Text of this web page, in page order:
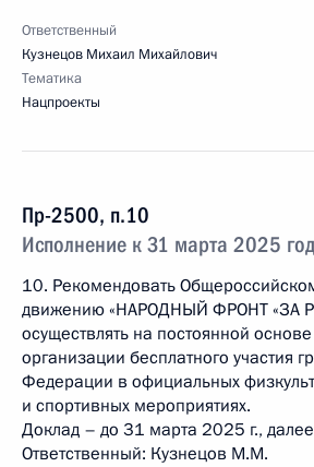
Ответственный
Кузнецов Михаил Михайлович
Тематика
Нацпроекты
Пр-2500, п.10
Исполнение к 31 марта 2025
10. Рекомендовать
движению «НАРОДНЫЙ ФРОНТ «ЗА
осуществлять на постоянной
организации бесплатного участия
Федерации в официальных
и спортивных мероприятиях.
Доклад – до 31 марта 2025 г.,
Ответственный: Кузнецов М.М.